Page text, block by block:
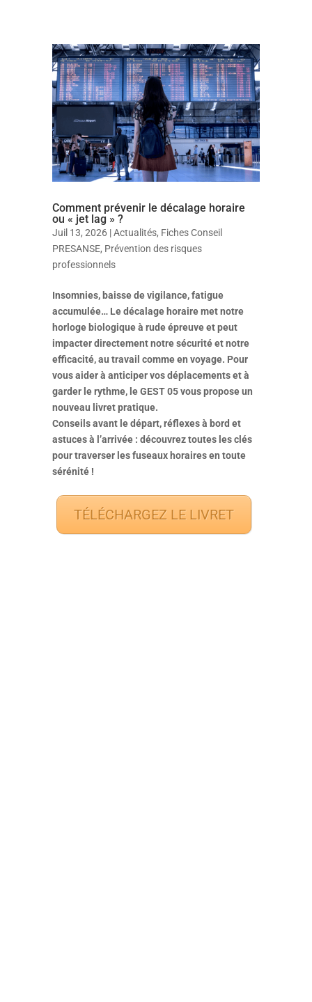
Comment prévenir le décalage horaire
ou « jet lag » ?
Juil 13, 2026|Actualités, Fiches Conseil
PRESANSE, Prévention des risques
professionnels
Insomnies, baisse de vigilance, fatigue
accumulée… Le décalage horaire met notre
horloge biologique à rude épreuve et peut
impacter directement notre sécurité et notre
efficacité, au travail comme en voyage. Pour
vous aider à anticiper vos déplacements et à
garder le rythme, le GEST 05 vous propose un
nouveau livret pratique.
Conseils avant le départ, réflexes à bord et
astuces à l’arrivée : découvrez toutes les clés
pour traverser les fuseaux horaires en toute
sérénité !
TÉLÉCHARGEZ LE LIVRET